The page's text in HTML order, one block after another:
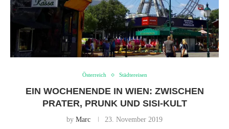
Österreich Städtereisen
EIN WOCHENENDE IN WIEN: ZWISCHEN
PRATER, PRUNK UND SISI-KULT
by Marc 23. November 2019